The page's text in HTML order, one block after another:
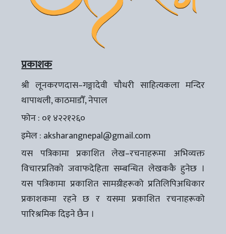
प्रकाशक
श्री लूनकरणदास–गङ्गादेवी चौधरी साहित्यकला मन्दिर
थापाथली, काठमाडौँ, नेपाल
फोन : ०१ ४२२१२६०
इमेल : aksharangnepal@gmail.com
यस पत्रिकामा प्रकाशित लेख–रचनाहरूमा अभिव्यक्त
विचारप्रतिको जवाफदेहिता सम्बन्धित लेखककै हुनेछ ।
यस पत्रिकामा प्रकाशित सामग्रीहरूको प्रतिलिपिअधिकार
प्रकाशकमा रहने छ र यसमा प्रकाशित रचनाहरूको
पारिश्रमिक दिइने छैन ।